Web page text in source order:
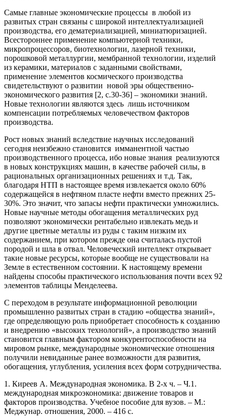
Самые главные экономические процессы в любой из
развитых стран связаны с широкой интеллектуализацией
производства, его дематериализацией, миниатюризацией.
Всестороннее применение компьютерной техники,
микропроцессоров, биотехнологии, лазерной техники,
порошковой металлургии, мембранной технологии, изделий
из керамики, материалов с заданными свойствами,
применение элементов космического производства
свидетельствуют о развитии новой эры общественно-
экономического развития [2, с.30-36] – экономики знаний.
Новые технологии являются здесь лишь источником
компенсации потребляемых человечеством факторов
производства.
Рост новых знаний вследствие научных исследований
сегодня неизбежно становится имманентной частью
производственного процесса, ибо новые знания реализуются
в новых конструкциях машин, в качестве рабочей силы, в
рациональных организационных решениях и т.д. Так,
благодаря НТП в настоящее время извлекается около 60%
содержащейся в нефтяном пласте нефти вместо прежних 25-
30%. Это значит, что запасы нефти практически умножились.
Новые научные методы обогащения металлических руд
позволяют экономически рентабельно извлекать медь и
другие цветные металлы из руды с таким низким их
содержанием, при котором прежде она считалась пустой
породой и шла в отвал. Человеческий интеллект открывает
такие новые ресурсы, которые вообще не существовали на
Земле в естественном состоянии. К настоящему времени
найдены способы практического использования почти всех 92
элементов таблицы Менделеева.
С переходом в результате информационной революции
промышленно развитых стран в стадию «общества знаний»,
где определяющую роль приобретает способность к созданию
и внедрению «высоких технологий», а производство знаний
становится главным фактором конкурентоспособности на
мировом рынке, международные экономические отношения
получили невиданные ранее возможности для развития,
обогащения, углубления, усиления всех форм сотрудничества.
1. Киреев А. Международная экономика. В 2-х ч. – Ч.1.
международная микроэкономика: движение товаров и
факторов производства. Учебное пособие для вузов. – М.:
Меджунар. отношения, 2000. – 416 с.